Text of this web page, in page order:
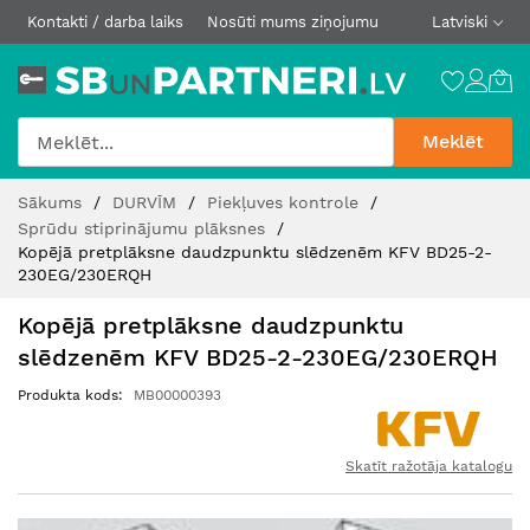
Kontakti / darba laiks Nosūti mums ziņojumu Latviski
Meklēt
Content
Sākums DURVĪM
Piekļuves kontrole
Sprūdu stiprinājumu plāksnes
Kopējā pretplāksne daudzpunktu slēdzenēm KFV BD25-2-
230EG/230ERQH
Kopējā pretplāksne daudzpunktu
slēdzenēm KFV BD25-2-230EG/230ERQH
Produkta kods MB00000393
Skatīt ražotāja katalogu